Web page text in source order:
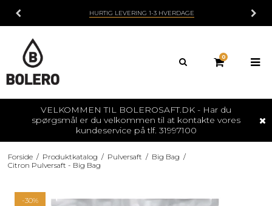
HURTIG LEVERING 1-3 HVERDAGE
0
VELKOMMEN TIL BOLEROSAFT.DK - Har du
spørgsmål er du velkommen til at kontakte vores
kundeservice på tlf. 31997100
Forside / Produktkatalog / Pulversaft / Big Bag /
Citron Pulversaft - Big Bag
-30%